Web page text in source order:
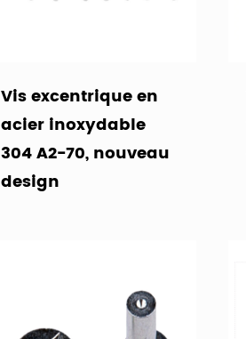
Vis excentrique en
acier inoxydable
304 A2-70, nouveau
design